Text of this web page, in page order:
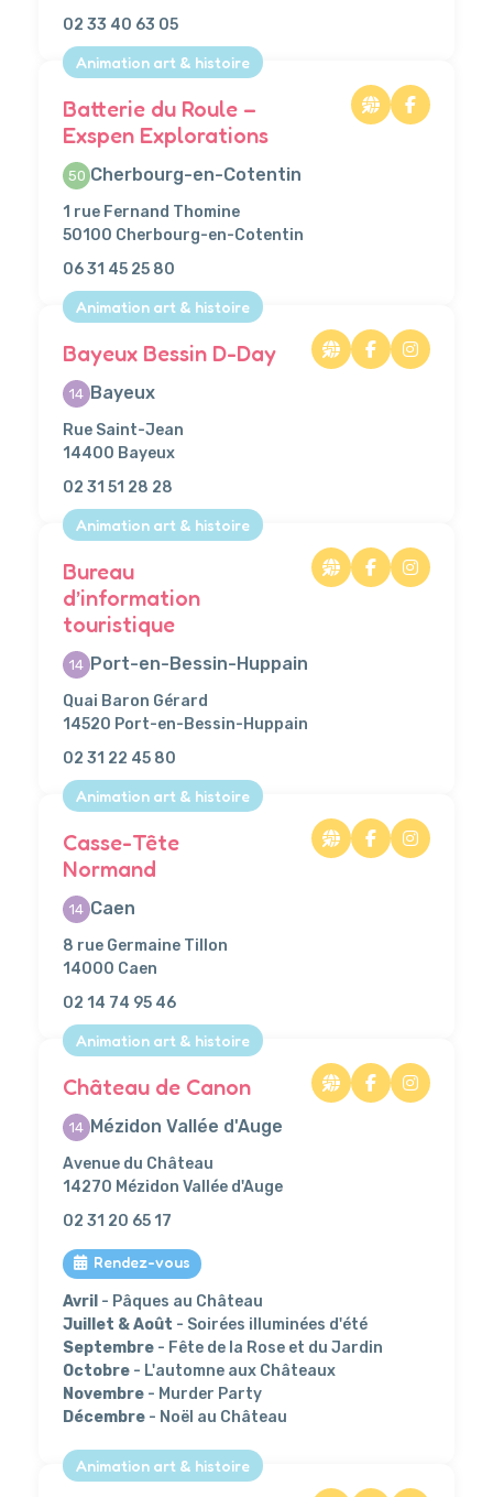
02 33 40 63 05
Animation art & histoire
Batterie du Roule –
Exspen Explorations
50 Cherbourg-en-Cotentin
1 rue Fernand Thomine
50100 Cherbourg-en-Cotentin
06 31 45 25 80
Animation art & histoire
Bayeux Bessin D-Day
14 Bayeux
Rue Saint-Jean
14400 Bayeux
02 31 51 28 28
Animation art & histoire
Bureau
d’information
touristique
14 Port-en-Bessin-Huppain
Quai Baron Gérard
14520 Port-en-Bessin-Huppain
02 31 22 45 80
Animation art & histoire
Casse-Tête
Normand
14 Caen
8 rue Germaine Tillon
14000 Caen
02 14 74 95 46
Animation art & histoire
Château de Canon
14 Mézidon Vallée d'Auge
Avenue du Château
14270 Mézidon Vallée d'Auge
02 31 20 65 17
Rendez-vous
Avril - Pâques au Château
Juillet & Août - Soirées illuminées d'été
Septembre - Fête de la Rose et du Jardin
Octobre - L'automne aux Châteaux
Novembre - Murder Party
Décembre - Noël au Château
Animation art & histoire